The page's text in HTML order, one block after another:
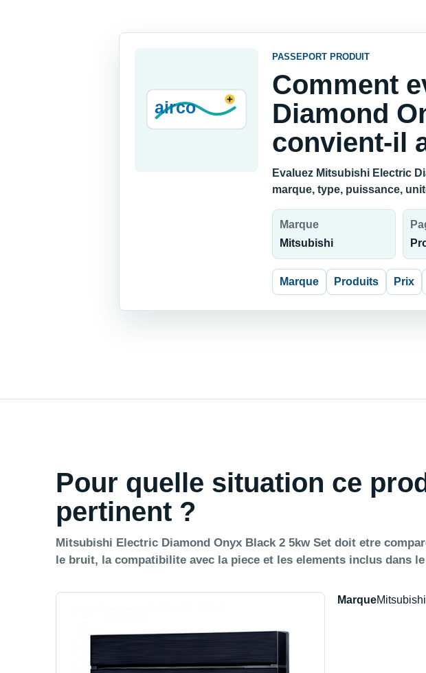
PASSEPORT PRODUIT
Comment
Diamond
convient-il
Evaluez Mitsubishi Electric
marque, type, puissance,
Marque
Mitsubishi
Marque Produits Prix
Pour quelle situation ce
pertinent ?
Mitsubishi Electric Diamond Onyx Black 2 5kw Set doit etre
le bruit, la compatibilite avec la piece et les elements inclus dans
Marque